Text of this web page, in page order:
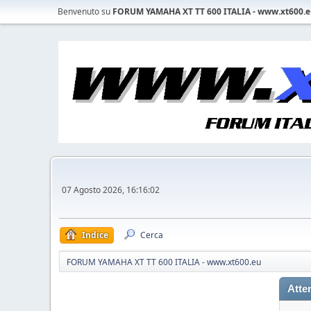
Benvenuto su FORUM YAMAHA XT TT 600 ITALIA -
07 Agosto 2026, 16:16:02
Indice Cerca
FORUM YAMAHA XT TT 600 ITALIA - www.xt600.eu